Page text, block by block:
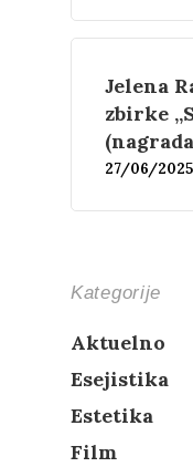
Jelena
zbirke
27/06/2025
Kategorije
Aktuelno
Esejistika
Estetika
Film